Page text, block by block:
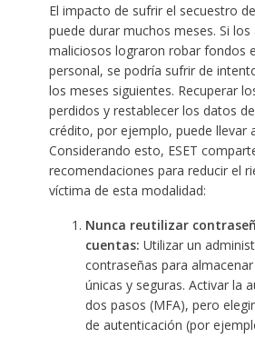
El impacto de sufrir el secuestro
puede durar muchos meses. Si los
maliciosos lograron robar fondos
personal, se podría sufrir de
los meses siguientes. Recuperar
perdidos y restablecer los datos
crédito, por ejemplo, puede llevar
Considerando esto, ESET
recomendaciones para reducir el
víctima de esta modalidad:
Nunca reutilizar
cuentas: Utilizar un
contraseñas para
únicas y seguras. Activar la
dos pasos (MFA), pero
de autenticación (por